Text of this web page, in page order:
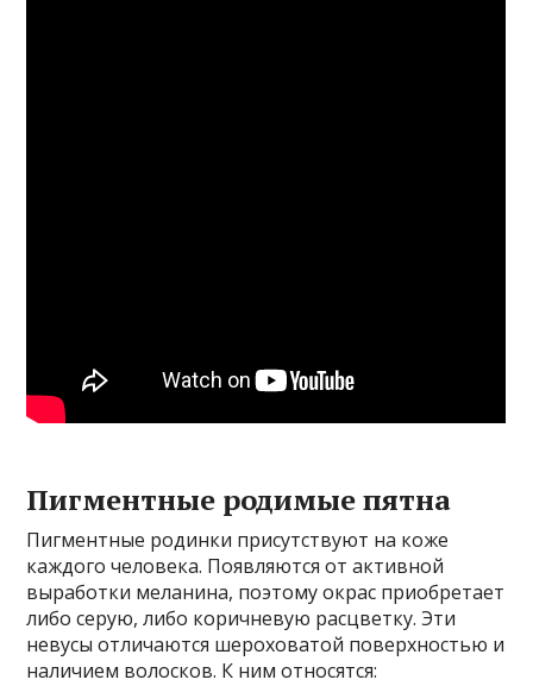
Пигментные родимые пятна
Пигментные родинки присутствуют на коже
каждого человека. Появляются от активной
выработки меланина, поэтому окрас приобретает
либо серую, либо коричневую расцветку. Эти
невусы отличаются шероховатой поверхностью и
наличием волосков. К ним относятся: